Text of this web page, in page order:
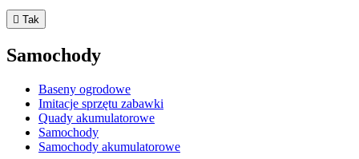
 Tak
Samochody
Baseny ogrodowe
Imitacje sprzętu zabawki
Quady akumulatorowe
Samochody
Samochody akumulatorowe